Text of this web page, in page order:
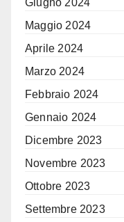
Giugno 2024
Maggio 2024
Aprile 2024
Marzo 2024
Febbraio 2024
Gennaio 2024
Dicembre 2023
Novembre 2023
Ottobre 2023
Settembre 2023